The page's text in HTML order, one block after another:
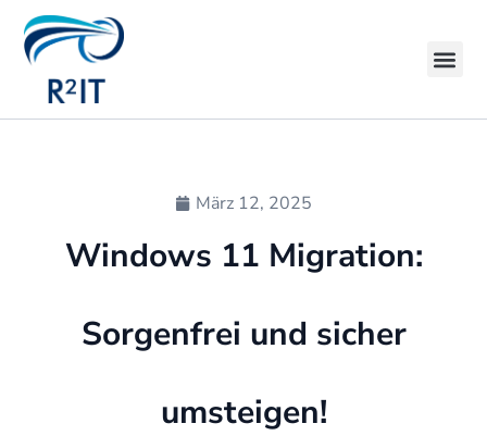
März 12, 2025
Windows 11 Migration:
Sorgenfrei und sicher
umsteigen!